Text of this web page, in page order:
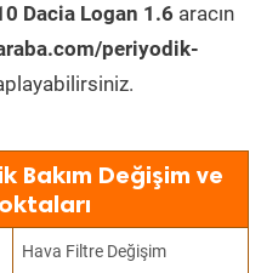
Dacia Logan 1.6 aracın
periyodik-
Bakım Değişim ve
Hava Filtre Değişim